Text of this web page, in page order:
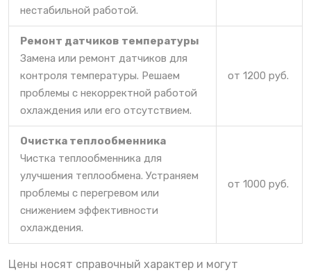
нестабильной работой.
Ремонт датчиков температуры
Замена или ремонт датчиков для
контроля температуры. Решаем
проблемы с некорректной работой
охлаждения или его отсутствием.
от 1200 руб.
Очистка теплообменника
Чистка теплообменника для
улучшения теплообмена. Устраняем
проблемы с перегревом или
снижением эффективности
охлаждения.
от 1000 руб.
Цены носят справочный характер и могут